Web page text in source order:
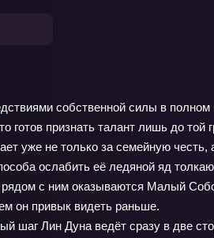
собственной силы в
признать талант лишь до
уже не только за семейную
ослабить её ледяной яд
с ним оказываются Малый
он привык видеть раньше.
шаг Лин Дуна ведёт сразу в две